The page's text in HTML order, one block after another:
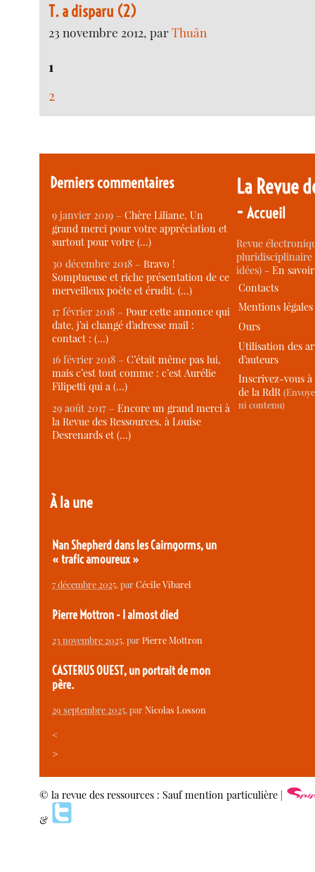
T. a disparu (2)
23 novembre 2012, parThuân
1
2
Derniers commentaires
9 janvier 2019 –Chère Liliane, Un
grand merci pour votre appréciation et
surtout pour votre (…)
30 décembre 2018 –Bravo !
Somptueuse et riche présentation de ce
merveilleux poète et érudit. (…)
17 février 2018 –Pour cette annonce qui
date, j’ai changé d’adresse mail :
contact : (…)
16 février 2018 –C’était même pas lui,
mais c’est tout comme : c’est Aurélie
Filipetti qui a (…)
29 août 2017 –Encore un grand merci à
la Revue des Ressources, à Louise
Desrenards et (…)
À la une
Nan Shepherd dans les Cairngorms, un
« trafic amoureux »
7 décembre 2025, parCécile Vibarel
Pierre Mottron - I almost died
23 novembre 2025, parPierre Mottron
CASTERUS OUEST, un portrait de mon
père.
29 septembre 2025, parNicolas Losson
<
>
La Revue
-Accueil
Revue
idées) -En
Contacts
Mentions légales
Ours
Utilisation des
d’auteurs
Inscrivez-vous
de la RdR
ni contenu)
© la revue des ressources : Sauf mention particulière |
&